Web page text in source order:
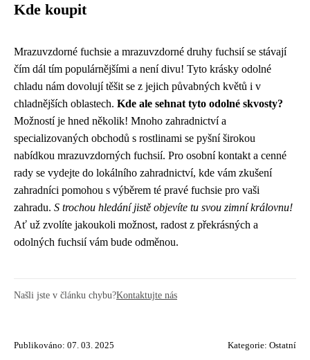
Kde koupit
Mrazuvzdorné fuchsie a mrazuvzdorné druhy fuchsií se stávají
čím dál tím populárnějšími a není divu! Tyto krásky odolné
chladu nám dovolují těšit se z jejich půvabných květů i v
chladnějších oblastech. Kde ale sehnat tyto odolné skvosty?
Možností je hned několik! Mnoho zahradnictví a
specializovaných obchodů s rostlinami se pyšní širokou
nabídkou mrazuvzdorných fuchsií. Pro osobní kontakt a cenné
rady se vydejte do lokálního zahradnictví, kde vám zkušení
zahradníci pomohou s výběrem té pravé fuchsie pro vaši
zahradu. S trochou hledání jistě objevíte tu svou zimní královnu!
Ať už zvolíte jakoukoli možnost, radost z překrásných a
odolných fuchsií vám bude odměnou.
Našli jste v článku chybu?Kontaktujte nás
Publikováno: 07. 03. 2025 Kategorie: Ostatní